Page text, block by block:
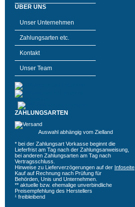
ÜBER UNS
Unser Unternehmen
Zahlungsarten etc.
Kontakt
Unser Team
ZAHLUNGSARTEN
Auswahl abhängig vom Zielland
* bei der Zahlungsart Vorkasse beginnt die
Lieferfrist am Tag nach der Zahlungsanweisung,
bei anderen Zahlungsarten am Tag nach
Vertragsschluss.
Hinweise zu Lieferverzögerungen auf der Infoseite
Kauf auf Rechnung nach Prüfung für
Behörden, Unis und Unternehmen.
** aktuelle bzw. ehemalige unverbindliche
Preisempfehlung des Herstellers
¹ freibleibend